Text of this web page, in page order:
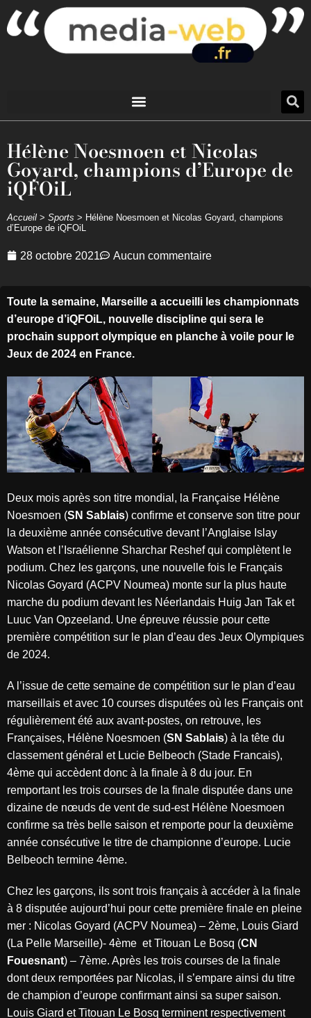
Hélène Noesmoen et Nicolas
Goyard, champions d’Europe de
iQFOiL
Accueil > Sports > Hélène Noesmoen et Nicolas Goyard, champions
d’Europe de iQFOiL
28 octobre 2021 Aucun commentaire
Toute la semaine, Marseille a accueilli les championnats
d’europe d’iQFOiL, nouvelle discipline qui sera le
prochain support olympique en planche à voile pour le
Jeux de 2024 en France.
Deux mois après son titre mondial, la Française Hélène
Noesmoen (SN Sablais) confirme et conserve son titre pour
la deuxième année consécutive devant l’Anglaise Islay
Watson et l’Israélienne Sharchar Reshef qui complètent le
podium. Chez les garçons, une nouvelle fois le Français
Nicolas Goyard (ACPV Noumea) monte sur la plus haute
marche du podium devant les Néerlandais Huig Jan Tak et
Luuc Van Opzeeland. Une épreuve réussie pour cette
première compétition sur le plan d’eau des Jeux Olympiques
de 2024.
A l’issue de cette semaine de compétition sur le plan d’eau
marseillais et avec 10 courses disputées où les Français ont
régulièrement été aux avant-postes, on retrouve, les
Françaises, Hélène Noesmoen (SN Sablais) à la tête du
classement général et Lucie Belbeoch (Stade Francais),
4ème qui accèdent donc à la finale à 8 du jour. En
remportant les trois courses de la finale disputée dans une
dizaine de nœuds de vent de sud-est Hélène Noesmoen
confirme sa très belle saison et remporte pour la deuxième
année consécutive le titre de championne d’europe. Lucie
Belbeoch termine 4ème.
Chez les garçons, ils sont trois français à accéder à la finale
à 8 disputée aujourd’hui pour cette première finale en pleine
mer : Nicolas Goyard (ACPV Noumea) – 2ème, Louis Giard
(La Pelle Marseille)- 4ème et Titouan Le Bosq (CN
Fouesnant) – 7ème. Après les trois courses de la finale
dont deux remportées par Nicolas, il s’empare ainsi du titre
de champion d’europe confirmant ainsi sa super saison.
Louis Giard et Titouan Le Bosq terminent respectivement